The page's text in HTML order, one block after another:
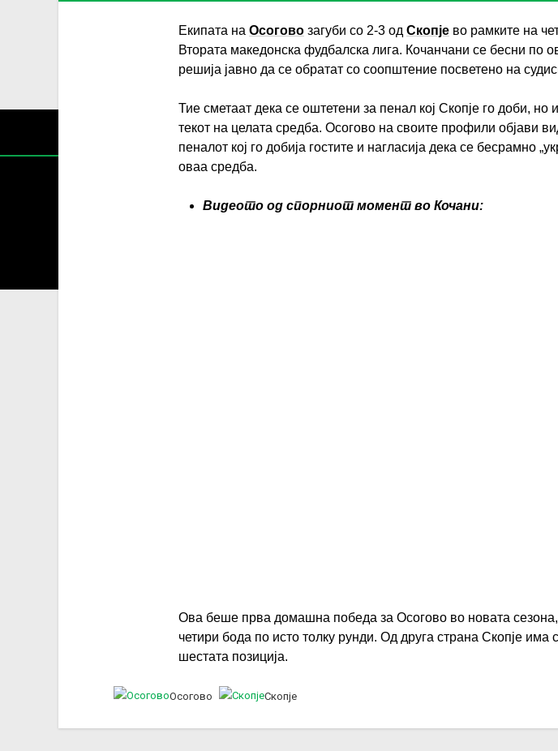
Екипата на Осогово загуби со 2-3 од Скопје во рамките на
Втората македонска фудбалска лига. Кочанчани се бесни по
решија јавно да се обратат со соопштение посветено на
Тие сметаат дека се оштетени за пенал кој Скопје го доби, но
текот на целата средба. Осогово на своите профили објави
пеналот кој го добија гостите и нагласија дека се бесрамно
оваа средба.
Видеото од спорниот момент во Кочани:
Ова беше прва домашна победа за Осогово во новата
четири бода по исто толку рунди. Од друга страна Скопје има
шестата позиција.
Осогово Скопје
ИМПРЕСУМ МАРКЕТИНГ
Сите права
За секоја форма на распространување, репродукција или комерцијална употреба на